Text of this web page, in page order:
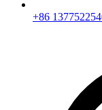
+86